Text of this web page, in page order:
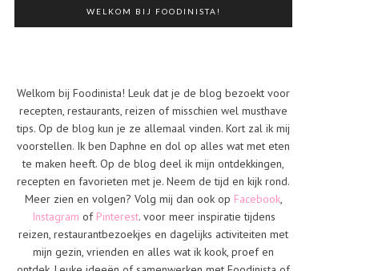
WELKOM BIJ FOODINISTA!
Welkom bij Foodinista! Leuk dat je de blog bezoekt voor
recepten, restaurants, reizen of misschien wel musthave
tips. Op de blog kun je ze allemaal vinden. Kort zal ik mij
voorstellen. Ik ben Daphne en dol op alles wat met eten
te maken heeft. Op de blog deel ik mijn ontdekkingen,
recepten en favorieten met je. Neem de tijd en kijk rond.
Meer zien en volgen? Volg mij dan ook op Facebook,
Instagram of Pinterest. voor meer inspiratie tijdens
reizen, restaurantbezoekjes en dagelijks activiteiten met
mijn gezin, vrienden en alles wat ik kook, proef en